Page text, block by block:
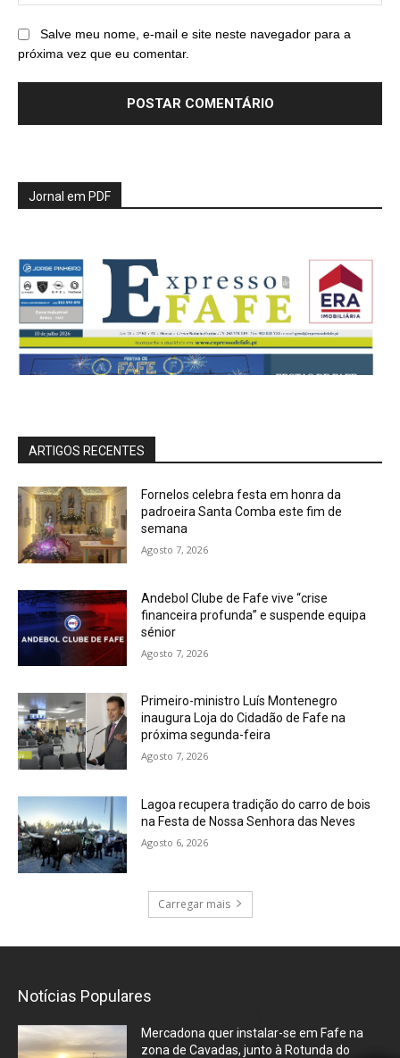
Salve meu nome, e-mail e site neste navegador para a
próxima vez que eu comentar.
Jornal em PDF
ARTIGOS RECENTES
Fornelos celebra festa em honra da
padroeira Santa Comba este fim de
semana
Agosto 7, 2026
Andebol Clube de Fafe vive “crise
financeira profunda” e suspende equipa
sénior
Agosto 7, 2026
Primeiro-ministro Luís Montenegro
inaugura Loja do Cidadão de Fafe na
próxima segunda-feira
Agosto 7, 2026
Lagoa recupera tradição do carro de bois
na Festa de Nossa Senhora das Neves
Agosto 6, 2026
Carregar mais
Notícias Populares
Mercadona quer instalar-se em Fafe na
zona de Cavadas, junto à Rotunda do